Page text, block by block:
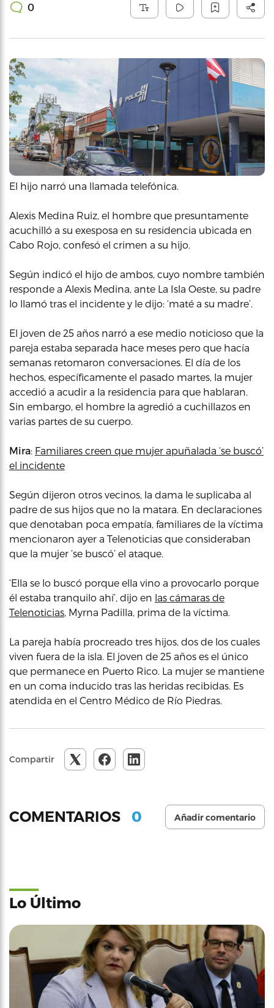
0
El hijo narró una llamada telefónica.
Alexis Medina Ruiz, el hombre que presuntamente
acuchilló a su exesposa en su residencia ubicada en
Cabo Rojo, confesó el crimen a su hijo.
Según indicó el hijo de ambos, cuyo nombre también
responde a Alexis Medina, ante La Isla Oeste, su padre
lo llamó tras el incidente y le dijo: ‘maté a su madre’.
El joven de 25 años narró a ese medio noticioso que la
pareja estaba separada hace meses pero que hacía
semanas retomaron conversaciones. El día de los
hechos, específicamente el pasado martes, la mujer
accedió a acudir a la residencia para que hablaran.
Sin embargo, el hombre la agredió a cuchillazos en
varias partes de su cuerpo.
Mira: Familiares creen que mujer apuñalada ‘se buscó’
el incidente
Según dijeron otros vecinos, la dama le suplicaba al
padre de sus hijos que no la matara. En declaraciones
que denotaban poca empatía, familiares de la víctima
mencionaron ayer a Telenoticias que consideraban
que la mujer ‘se buscó’ el ataque.
‘Ella se lo buscó porque ella vino a provocarlo porque
él estaba tranquilo ahí’, dijo en las cámaras de
Telenoticias , Myrna Padilla, prima de la víctima.
La pareja había procreado tres hijos, dos de los cuales
viven fuera de la isla. El joven de 25 años es el único
que permanece en Puerto Rico. La mujer se mantiene
en un coma inducido tras las heridas recibidas. Es
atendida en el Centro Médico de Río Piedras.
Compartir
COMENTARIOS 0 Añadir comentario
Lo Último